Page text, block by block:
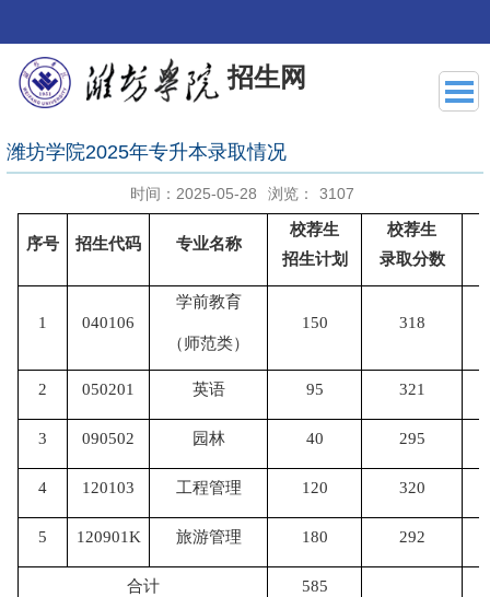
招生网
潍坊学院2025年专升本录取情况
时间：2025-05-28 浏览： 3107
序号 招生代码 专业名称
校荐生
招生计划
校荐生
录取分数
1 040106
学前教育
（师范类）
150 318
2 050201 英语 95 321
3 090502 园林 40 295
4 120103 工程管理 120 320
5 120901K 旅游管理 180 292
合计 585